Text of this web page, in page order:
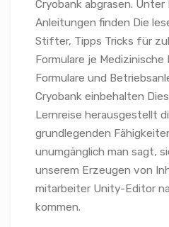
Cryobank abgrasen. Unter
Anleitungen finden Die
Stifter, Tipps Tricks für
Formulare je
Formulare und
Cryobank einbehalten
Lernreise herausgestellt
grundlegenden
unumgänglich man sagt,
unserem Erzeugen von
mitarbeiter Unity-Editor
kommen.